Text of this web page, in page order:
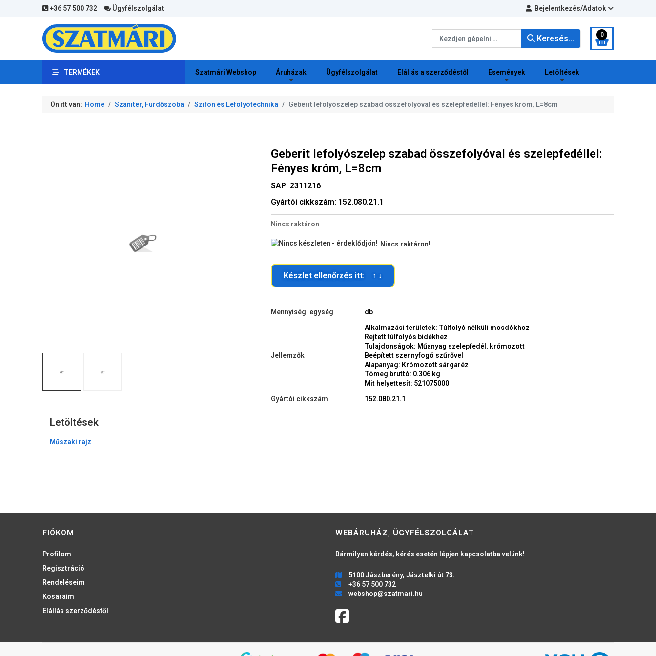
+36 57 500 732 Ügyfélszolgálat Bejelentkezés/Adatok
Keresés... 0
TERMÉKEK Szatmári Webshop Áruházak Ügyfélszolgálat Elállás a szerződéstől Események Letöltések
Ön itt van: Home Szaniter, Fürdőszoba Szifon és Lefolyótechnika Geberit lefolyószelep szabad összefolyóval és szelepfedéllel: Fényes króm, L=8cm
Geberit lefolyószelep szabad összefolyóval és szelepfedéllel:
Fényes króm, L=8cm
SAP: 2311216
Gyártói cikkszám: 152.080.21.1
Nincs raktáron
Nincs raktáron!
Készlet ellenőrzés itt: ↑ ↓
Mennyiségi egység db
Jellemzők
Alkalmazási területek: Túlfolyó nélküli mosdókhoz
Rejtett túlfolyós bidékhez
Tulajdonságok: Műanyag szelepfedél, krómozott
Beépített szennyfogó szűrővel
Alapanyag: Krómozott sárgaréz
Tömeg bruttó: 0.306 kg
Mit helyettesít: 521075000
Gyártói cikkszám
152.080.21.1
Letöltések
Műszaki rajz
FIÓKOM
Profilom
Regisztráció
Rendeléseim
Kosaraim
Elállás szerződéstől
WEBÁRUHÁZ, ÜGYFÉLSZOLGÁLAT
Bármilyen kérdés, kérés esetén lépjen kapcsolatba velünk!
5100 Jászberény, Jásztelki út 73.
+36 57 500 732
webshop@szatmari.hu